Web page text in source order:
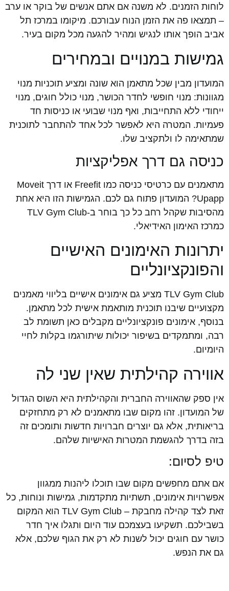
לוחות הזמנים. לא משנה אם אתם אנשים של בוקר או ערב
– תמצאו פה את הזמן הנוח עבורכם. מיקומו במרכז תל
אביב הופך אותו לנגיש ומהיר להגעה מכל מקום בעיר.
גמישות במנויים ובמחירים
המועדון מבין שכל מתאמן הוא שונה ומציע תוכניות מנוי
מגוונות: מנוי חופשי לחדר הכושר, מנוי כולל חוגים, מנוי
ייחודי ללא התחייבות, ואף מנוי שבועי או כניסות חד
פעמיות. המטרה היא לאפשר לכל אחד להתחבר לתוכנית
שמתאימה לו ולתקציב שלו.
כניסה גם דרך אפליקציות
מתאמנים עם כרטיסי כניסה כמו Freefit או דרך Moveit
Upapp? המועדון פתוח גם לכם. הגמישות הזו היא אחת
מהסיבות שקהל רחב כל כך בוחר ב-TLV Gym Club
כמרכז האימון האידיאלי.
יתרונות האימונים האישיים
והפונקציונליים
TLV Gym Club מציע גם אימונים אישיים בליווי מאמנים
מקצועיים שיבנו תוכנית מותאמת אישית לכל מתאמן.
בנוסף, אימונים פונקציונליים מקבלים כאן תשומת לב
רבה, ומתמקדים בשיפור יכולות שיתורגמו בקלות לחיי
היומיום.
אווירה קהילתית שאין שני לה
אין ספק שהאווירה החברית והקהילתית היא השוס הגדול
של המועדון. זהו מקום שבו מתאמנים לא רק מתחזקים
בריאותית, אלא גם יוצרים חברויות חדשות ותומכים זה
בזה בדרך להגשמת המטרות האישיות שלהם.
טיפ לסיום:
אם אתם מחפשים מקום שבו תוכלו ליהנות ממגוון
אפשרויות אימונים, תשתיות מתקדמות, גמישות ונוחות, כל
זאת לצד קהילה מחבקת – TLV Gym Club הוא המקום
בשבילכם. תשקיעו בעצמכם עוד היום ותגלו איך חדר
כושר עם חוגים יכול לשנות לא רק את הגוף שלכם, אלא
גם את הנפש.